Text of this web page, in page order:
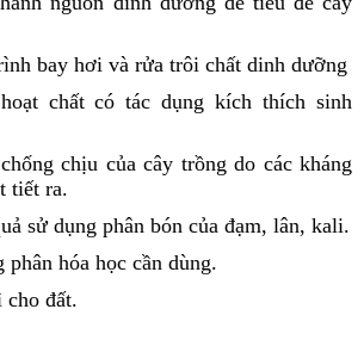
bay hơi và rửa trôi chất dinh dưỡng
chất có tác dụng kích thích sinh
chịu của cây trồng do các kháng
tiết ra.
sử dụng phân bón của đạm, lân, kali.
hóa học cần dùng.
cho đất.